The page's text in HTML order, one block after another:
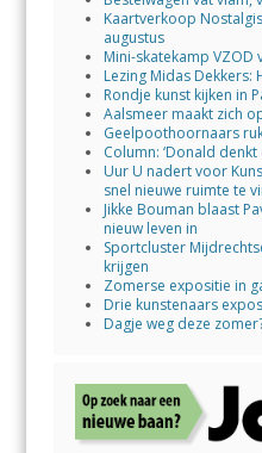
Kaartverkoop
augustus
Mini-skatekamp
Lezing Midas Dekkers:
Rondje kunst kijken in
Aalsmeer maakt zich
Geelpoothoornaars
Column: ‘Donald denkt
Uur U nadert voor
snel nieuwe ruimte te
Jikke Bouman blaast
nieuw leven in
Sportcluster
krijgen
Zomerse expositie in
Drie kunstenaars
Dagje weg deze